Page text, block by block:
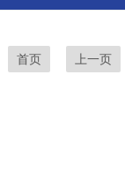
首页 上一页